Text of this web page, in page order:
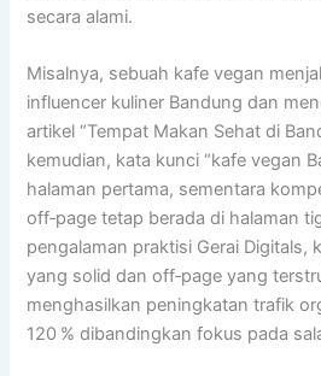
secara alami.
Misalnya, sebuah kafe vegan
influencer kuliner Bandung dan
artikel “Tempat Makan Sehat di
kemudian, kata kunci “kafe vegan
halaman pertama, sementara
off‑page tetap berada di halaman
pengalaman praktisi Gerai Digitals,
yang solid dan off‑page yang
menghasilkan peningkatan trafik
120 % dibandingkan fokus pada